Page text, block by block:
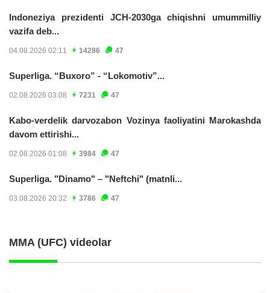
Indoneziya prezidenti JCH-2030ga chiqishni umummilliy
vazifa deb...
04.08.2026 02:11 14286 47
Superliga. “Buxoro” - “Lokomotiv”...
02.08.2026 03:08 7231 47
Kabo-verdelik darvozabon Vozinya faoliyatini Marokashda
davom ettirishi...
02.08.2026 01:08 3984 47
Superliga. "Dinamo" – "Neftchi" (matnli...
03.08.2026 20:32 3786 47
MMA (UFC) videolar